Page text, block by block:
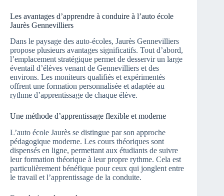
Les avantages d’apprendre à conduire à l’auto école
Jaurès Gennevilliers
Dans le paysage des auto-écoles, Jaurès Gennevilliers
propose plusieurs avantages significatifs. Tout d’abord,
l’emplacement stratégique permet de desservir un large
éventail d’élèves venant de Gennevilliers et des
environs. Les moniteurs qualifiés et expérimentés
offrent une formation personnalisée et adaptée au
rythme d’apprentissage de chaque élève.
Une méthode d’apprentissage flexible et moderne
L’auto école Jaurès se distingue par son approche
pédagogique moderne. Les cours théoriques sont
dispensés en ligne, permettant aux étudiants de suivre
leur formation théorique à leur propre rythme. Cela est
particulièrement bénéfique pour ceux qui jonglent entre
le travail et l’apprentissage de la conduite.